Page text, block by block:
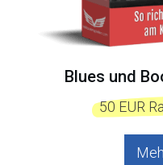
Blues und
50 EUR